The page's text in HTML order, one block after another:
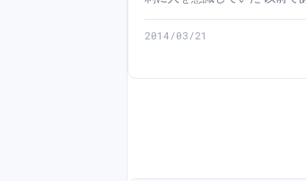
どと過剰に思っていた自分が
2014/03/21